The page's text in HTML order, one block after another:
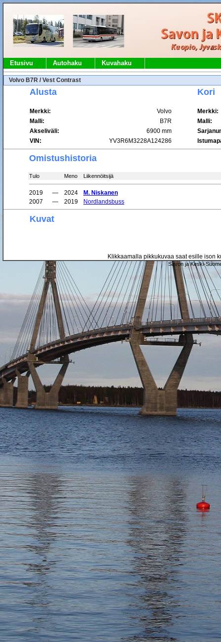
Etusivu Autohaku Kuvahaku
Volvo B7R / Vest Contrast
Alusta Kori
Merkki: Volvo
Merkki:
Malli:
B7R
Malli:
Akseliväli:
6900 mm
VIN:
YV3R6M3228A124286
Omistushistoria
Tulo Meno Liikennöitsijä
2019 — 2024
M. Niskanen
2007
— 2019 Nordlandsbuss
Kuvat
Klikkaamalla pikkukuvaa saat esille ison
Savon ja Keski-